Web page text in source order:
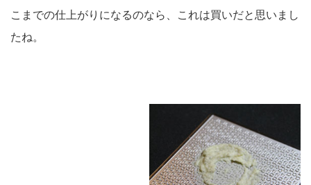
こまでの仕上がりになるのなら、これは買いだと思いまし
たね。